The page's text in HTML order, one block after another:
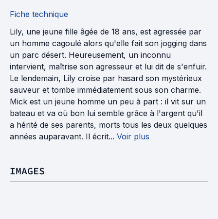
Fiche technique
Lily, une jeune fille âgée de 18 ans, est agressée par
un homme cagoulé alors qu'elle fait son jogging dans
un parc désert. Heureusement, un inconnu
intervient, maîtrise son agresseur et lui dit de s'enfuir.
Le lendemain, Lily croise par hasard son mystérieux
sauveur et tombe immédiatement sous son charme.
Mick est un jeune homme un peu à part : il vit sur un
bateau et va où bon lui semble grâce à l'argent qu'il
a hérité de ses parents, morts tous les deux quelques
années auparavant. Il écrit... Voir plus
IMAGES